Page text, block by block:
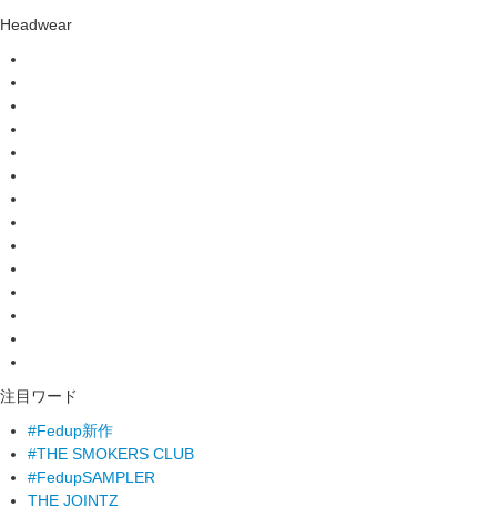
Headwear
注目ワード
#Fedup新作
#THE SMOKERS CLUB
#FedupSAMPLER
THE JOINTZ